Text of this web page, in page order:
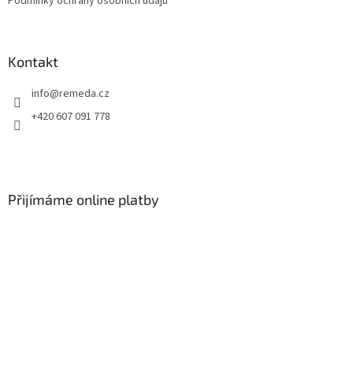
Kontakt
info@remeda.cz
+420 607 091 778
Přijímáme online platby